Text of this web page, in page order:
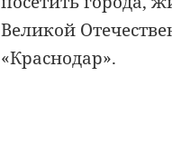
Великой
«Краснодар».